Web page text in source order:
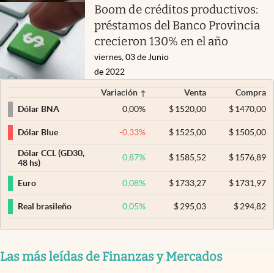
Boom de créditos productivos:
préstamos del Banco Provincia
crecieron 130% en el año
viernes, 03 de Junio
de 2022
Variación Venta
Compra
Dólar BNA
0,00% $ 1520,00 $1470,00
Dólar Blue -0,33% $ 1525,00 $1505,00
Dólar CCL (GD30,
48 hs)
0,87% $ 1585,52 $1576,89
Euro 0,08% $ 1733,27 $1731,97
Real brasileño 0,05% $ 295,03 $294,82
Las más leídas de Finanzas y Mercados